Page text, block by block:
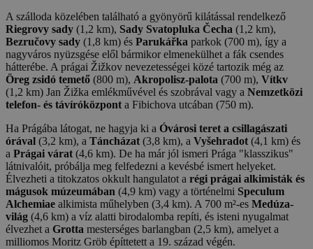
A szálloda közelében található a gyönyörű kilátással rendelkező
Riegrovy sady (1,2 km), Sady Svatopluka Čecha (1,2 km),
Bezručovy sady (1,8 km) és Parukářka parkok (700 m), így a
nagyváros nyüzsgése elől bármikor elmenekülhet a fák csendes
hátterébe. A prágai Žižkov nevezetességei közé tartozik még az
Öreg zsidó temető (800 m), Akropolisz-palota (700 m), Vítkv
(1,2 km) Jan Žižka emlékművével és szobrával vagy a Nemzetközi
telefon- és távíróközpont a Fibichova utcában (750 m).
Ha Prágába látogat, ne hagyja ki a Óvárosi teret a csillagászati
órával (3,2 km), a Táncházat (3,8 km), a Vyšehradot (4,1 km) és
a Prágai várat (4,6 km). De ha már jól ismeri Prága "klasszikus"
látnivalóit, próbálja meg felfedezni a kevésbé ismert helyeket.
Élvezheti a titokzatos okkult hangulatot a régi prágai alkimisták és
mágusok múzeumában (4,9 km) vagy a történelmi Speculum
Alchemiae alkimista műhelyben (3,4 km). A 700 m²-es Medúza-
világ (4,6 km) a víz alatti birodalomba repíti, és isteni nyugalmat
élvezhet a Grotta mesterséges barlangban (2,5 km), amelyet a
milliomos Moritz Gröb építtetett a 19. század végén.